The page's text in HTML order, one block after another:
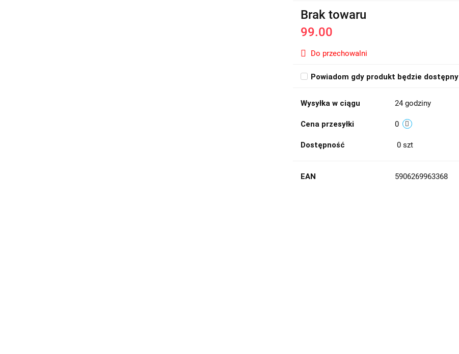
Brak towaru
99.00
Do przechowalni
Powiadom gdy produkt będzie dostępny
Wysyłka w ciągu 24 godziny
Cena przesyłki 0
Dostępność 0 szt
EAN 5906269963368